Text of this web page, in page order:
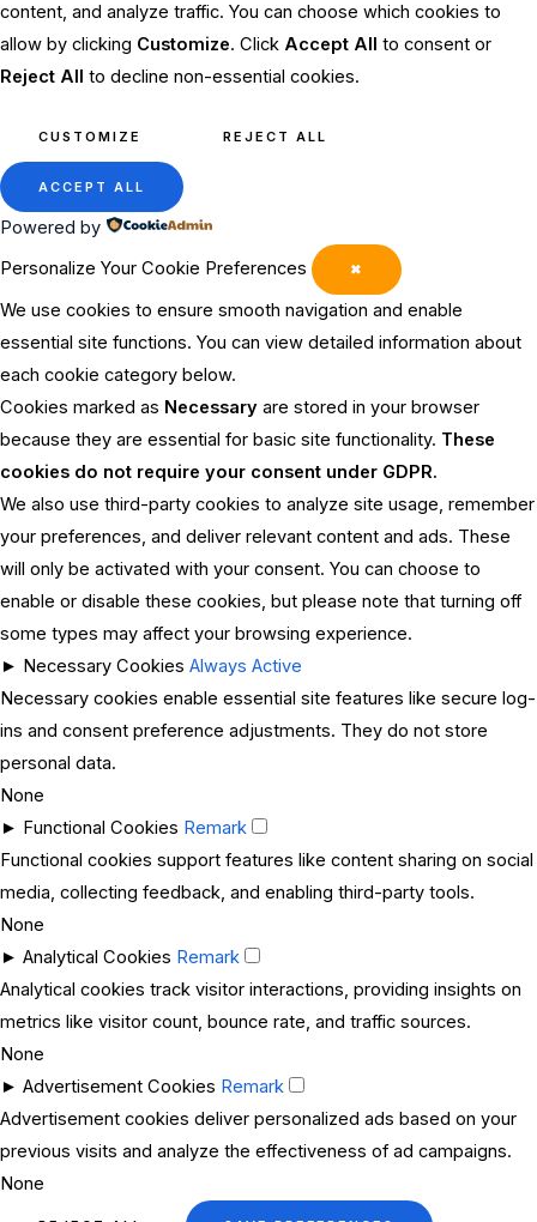
content, and analyze traffic. You can choose which cookies to
allow by clicking Customize. Click Accept All to consent or
Reject All to decline non-essential cookies.
CUSTOMIZE REJECT ALL
ACCEPT ALL
Powered by
Personalize Your Cookie Preferences
✖
We use cookies to ensure smooth navigation and enable
essential site functions. You can view detailed information about
each cookie category below.
Cookies marked as Necessary are stored in your browser
because they are essential for basic site functionality. These
cookies do not require your consent under GDPR.
We also use third-party cookies to analyze site usage, remember
your preferences, and deliver relevant content and ads. These
will only be activated with your consent. You can choose to
enable or disable these cookies, but please note that turning off
some types may affect your browsing experience.
► Necessary Cookies Always Active
Necessary cookies enable essential site features like secure log-
ins and consent preference adjustments. They do not store
personal data.
None
► Functional Cookies Remark
Functional cookies support features like content sharing on social
media, collecting feedback, and enabling third-party tools.
None
► Analytical Cookies Remark
Analytical cookies track visitor interactions, providing insights on
metrics like visitor count, bounce rate, and traffic sources.
None
► Advertisement Cookies Remark
Advertisement cookies deliver personalized ads based on your
previous visits and analyze the effectiveness of ad campaigns.
None